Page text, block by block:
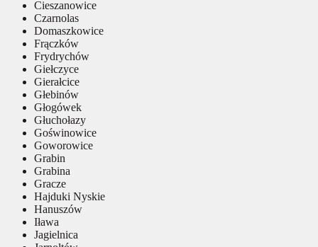
Cieszanowice
Czarnolas
Domaszkowice
Frączków
Frydrychów
Giełczyce
Gierałcice
Głebinów
Głogówek
Głuchołazy
Goświnowice
Goworowice
Grabin
Grabina
Gracze
Hajduki Nyskie
Hanuszów
Iława
Jagielnica